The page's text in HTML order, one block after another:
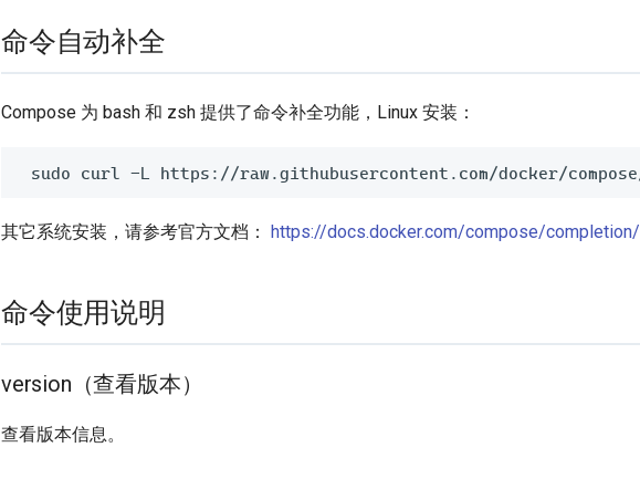
命令自动补全
Compose 为 bash 和 zsh 提供了命令补全功能，Linux 安装：
其它系统安装，请参考官方文档： https://docs.docker.com/compose/completion/
命令使用说明
version（查看版本）
查看版本信息。